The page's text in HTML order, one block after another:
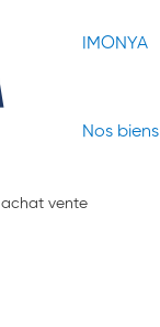
IMONYA
Nos biens
achat vente